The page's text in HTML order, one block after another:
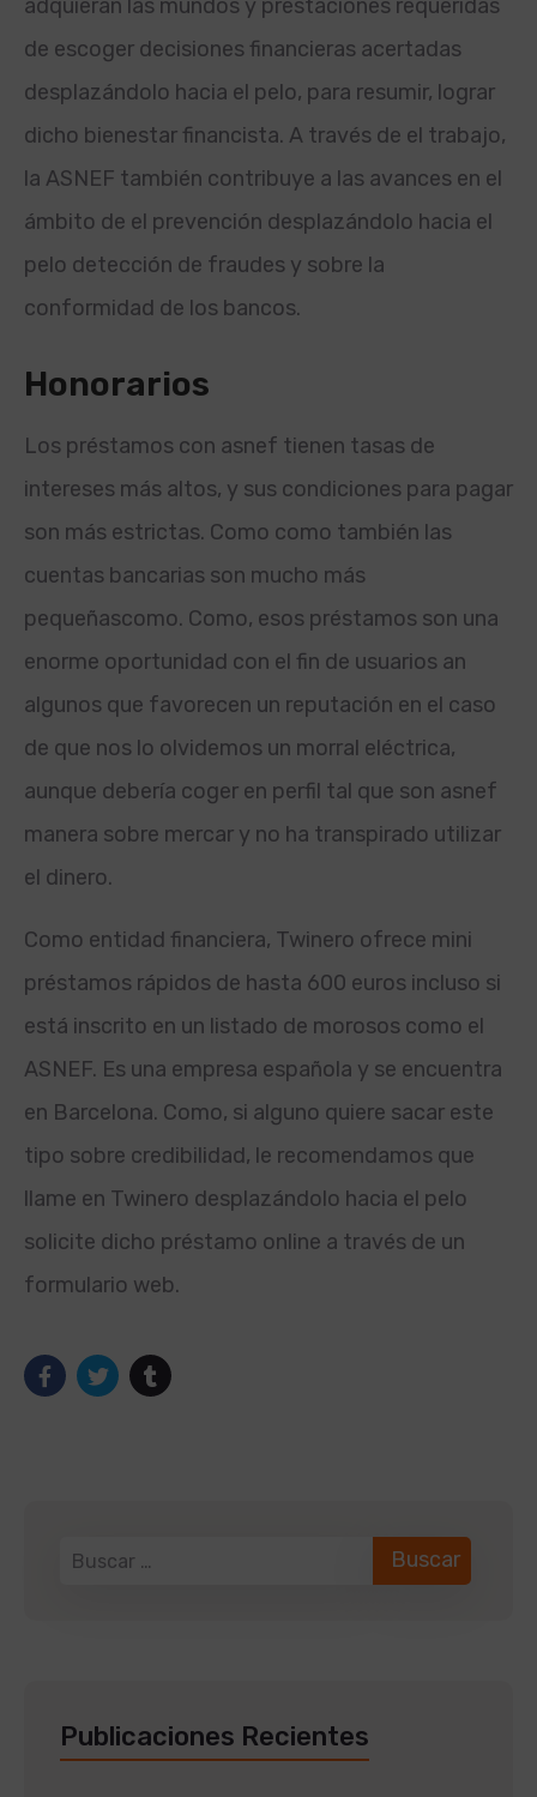
adquieran las mundos y prestaciones requeridas
de escoger decisiones financieras acertadas
desplazándolo hacia el pelo, para resumir, lograr
dicho bienestar financista. A través de el trabajo,
la ASNEF también contribuye a las avances en el
ámbito de el prevención desplazándolo hacia el
pelo detección de fraudes y sobre la
conformidad de los bancos.
Honorarios
Los préstamos con asnef tienen tasas de
intereses más altos, y sus condiciones para pagar
son más estrictas. Como como también las
cuentas bancarias son mucho más
pequeñascomo. Como, esos préstamos son una
enorme oportunidad con el fin de usuarios an
algunos que favorecen un reputación en el caso
de que nos lo olvidemos un morral eléctrica,
aunque debería coger en perfil tal que son asnef
manera sobre mercar y no ha transpirado utilizar
el dinero.
Como entidad financiera, Twinero ofrece mini
préstamos rápidos de hasta 600 euros incluso si
está inscrito en un listado de morosos como el
ASNEF. Es una empresa española y se encuentra
en Barcelona. Como, si alguno quiere sacar este
tipo sobre credibilidad, le recomendamos que
llame en Twinero desplazándolo hacia el pelo
solicite dicho préstamo online a través de un
formulario web.
Publicaciones Recientes